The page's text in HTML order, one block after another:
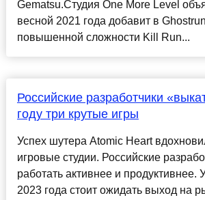
Gematsu.Студия One More Level
весной 2021 года добавит в
повышенной сложности Kill Run...
Российские разработчики
году три крутые игры
Успех шутера Atomic Heart
игровые студии. Российские
работать активнее и продуктивнее.
2023 года стоит ожидать выход на